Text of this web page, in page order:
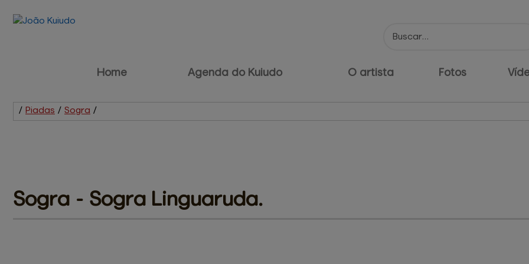
Home Agenda do Kuiudo O artista Fotos
/ Piadas / Sogra /
Sogra - Sogra Linguaruda.